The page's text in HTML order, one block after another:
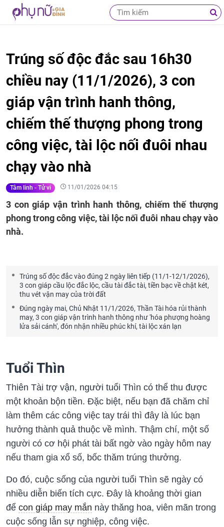
Trúng số độc đắc sau 16h30
chiều nay (11/1/2026), 3 con
giáp vận trình hanh thông,
chiếm thế thượng phong trong
công việc, tài lộc nối đuôi nhau
chạy vào nhà
Tâm linh - Tử vi 11/01/2026 04:15
3 con giáp vận trình hanh thông, chiếm thế thượng
phong trong công việc, tài lộc nối đuôi nhau chạy vào
nhà.
Trúng số độc đắc vào đúng 2 ngày liên tiếp (11/1-12/1/2026),
3 con giáp cầu lộc đắc lộc, cầu tài đắc tài, tiền bạc về chật két,
thu vét vận may của trời đất
Đúng ngày mai, Chủ Nhật 11/1/2026, Thần Tài hóa rủi thành
may, 3 con giáp vận trình hanh thông như 'hóa phượng hoàng
lửa sải cánh', đón nhận nhiều phúc khí, tài lộc xán lạn
Tuổi Thìn
Thiên Tài trợ vận, người tuổi Thìn có thể thu được
một khoản bộn tiền. Đặc biệt, nếu bạn đã chăm chỉ
làm thêm các công việc tay trái thì đây là lúc bạn
hưởng thành quả thuộc về mình. Thậm chí, một số
người có cơ hội phát tài bất ngờ vào ngày hôm nay
nếu tham gia xổ số, bốc thăm trúng thưởng.
Do đó, cuộc sống của người tuổi Thìn sẽ ngày có
nhiều diễn biến tích cực. Đây là khoảng thời gian
để con giáp may mắn này thăng hoa, viên mãn trong
cuộc sống lẫn sự nghiệp, công việc.